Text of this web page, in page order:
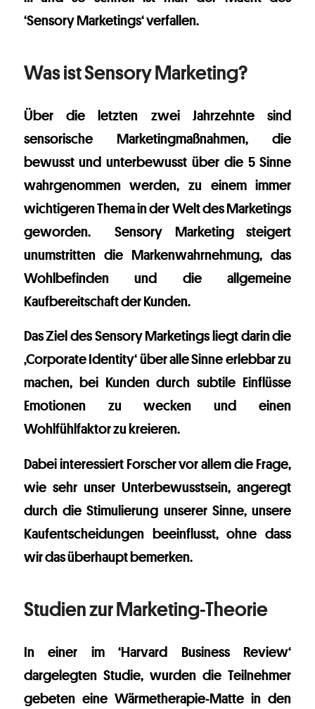
‘Sensory Marketings‘ verfallen.
Was ist Sensory Marketing?
Über die letzten zwei Jahrzehnte sind
sensorische Marketingmaßnahmen, die
bewusst und unterbewusst über die 5 Sinne
wahrgenommen werden, zu einem immer
wichtigeren Thema in der Welt des Marketings
geworden. Sensory Marketing steigert
unumstritten die Markenwahrnehmung, das
Wohlbefinden und die allgemeine
Kaufbereitschaft der Kunden.
Das Ziel des Sensory Marketings liegt darin die
‚Corporate Identity‘ über alle Sinne erlebbar zu
machen, bei Kunden durch subtile Einflüsse
Emotionen zu wecken und einen
Wohlfühlfaktor zu kreieren.
Dabei interessiert Forscher vor allem die Frage,
wie sehr unser Unterbewusstsein, angeregt
durch die Stimulierung unserer Sinne, unsere
Kaufentscheidungen beeinflusst, ohne dass
wir das überhaupt bemerken.
Studien zur Marketing-Theorie
In einer im ‘Harvard Business Review‘
dargelegten Studie, wurden die Teilnehmer
gebeten eine Wärmetherapie-Matte in den